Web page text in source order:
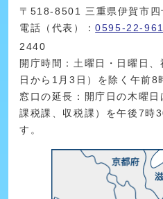
〒518-8501 三重県伊賀市
電話（代表）：0595-22-
2440
開庁時間：土曜日・日曜日
日から1月3日）を除く午前
窓口の延長：開庁日の木曜日
課税課、収税課）を午後7時
す。